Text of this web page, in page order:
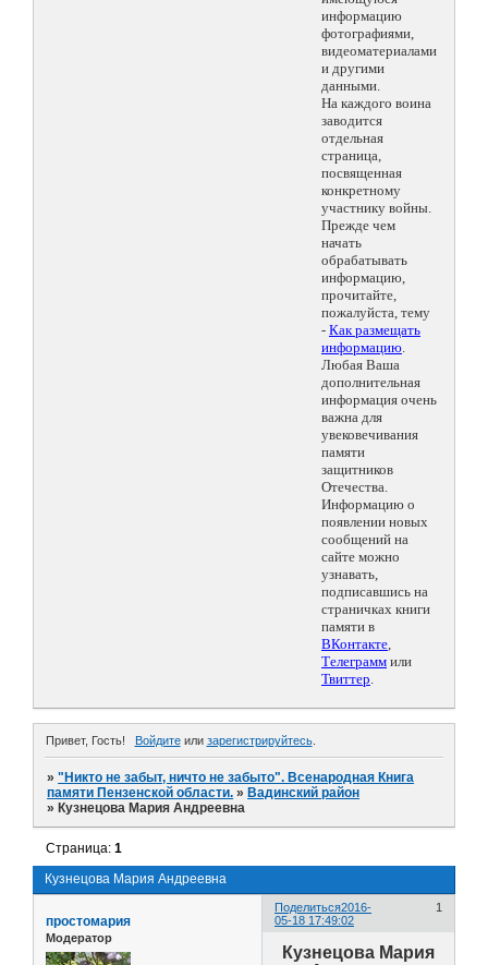
информацию
фотографиями,
видеоматериалами
и другими
данными.
На каждого воина
заводится
отдельная
страница,
посвященная
конкретному
участнику войны.
Прежде чем
начать
обрабатывать
информацию,
прочитайте,
пожалуйста, тему
- Как размещать
информацию.
Любая Ваша
дополнительная
информация очень
важна для
увековечивания
памяти
защитников
Отечества.
Информацию о
появлении новых
сообщений на
сайте можно
узнавать,
подписавшись на
страничках книги
памяти в
ВКонтакте,
Телеграмм или
Твиттер.
Привет, Гость! Войдитеили зарегистрируйтесь.
»"Никто не забыт, ничто не забыто". Всенародная Книга
памяти Пензенской области. » Вадинский район
» Кузнецова Мария Андреевна
Кузнецова Мария Андреевна
Страница:1
Поделиться 1
2016-
05-18 17:49:02
простомария
Модератор
Кузнецова Мария